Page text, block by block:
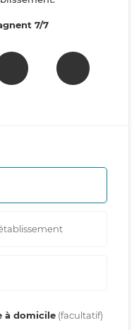
7/7
à domicile